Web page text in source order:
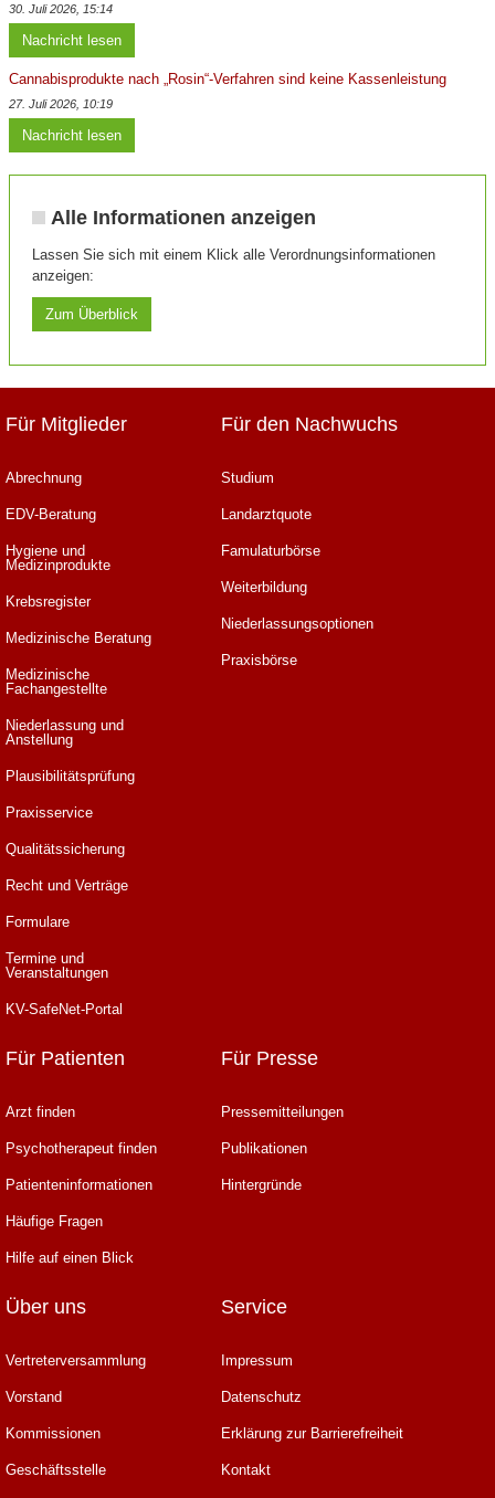
30. Juli 2026, 15:14
Nachricht lesen
Cannabisprodukte nach „Rosin“-Verfahren sind keine Kassenleistung
27. Juli 2026, 10:19
Nachricht lesen
Alle Informationen anzeigen
Lassen Sie sich mit einem Klick alle Verordnungsinformationen
anzeigen:
Zum Überblick
Für Mitglieder
Abrechnung
EDV-Beratung
Hygiene und
Medizinprodukte
Krebsregister
Medizinische Beratung
Medizinische
Fachangestellte
Niederlassung und
Anstellung
Plausibilitätsprüfung
Praxisservice
Qualitätssicherung
Recht und Verträge
Formulare
Termine und
Veranstaltungen
KV-SafeNet-Portal
Für den Nachwuchs
Studium
Landarztquote
Famulaturbörse
Weiterbildung
Niederlassungsoptionen
Praxisbörse
Für Patienten
Arzt finden
Psychotherapeut finden
Patienteninformationen
Häufige Fragen
Hilfe auf einen Blick
Für Presse
Pressemitteilungen
Publikationen
Hintergründe
Über uns
Vertreterversammlung
Vorstand
Kommissionen
Geschäftsstelle
Service
Impressum
Datenschutz
Erklärung zur Barrierefreiheit
Kontakt